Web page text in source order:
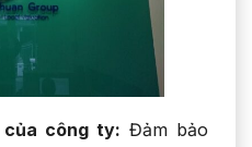
công ty: Đảm bảo